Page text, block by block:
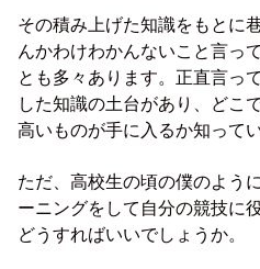
その積み上げた知識をもとに
んかわけわかんないこと言っ
とも多々あります。正直言っ
した知識の土台があり、どこ
高いものが手に入るか知って
ただ、高校生の頃の僕のよう
ーニングをして自分の競技に
どうすればいいでしょうか。